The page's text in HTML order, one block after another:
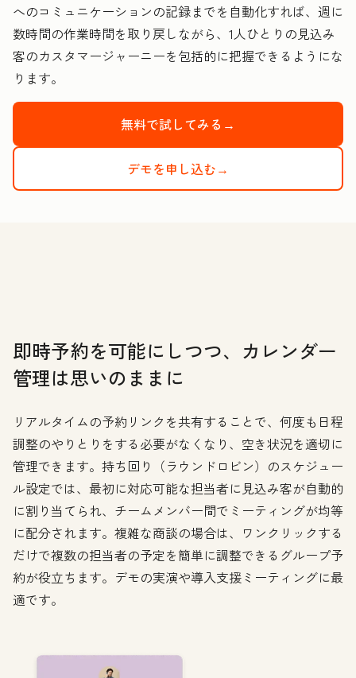
へのコミュニケーションの記録までを自動化すれば、週に
数時間の作業時間を取り戻しながら、1人ひとりの見込み
客のカスタマージャーニーを包括的に把握できるようにな
ります。
無料で試してみる→
デモを申し込む→
即時予約を可能にしつつ、カレンダー
管理は思いのままに
リアルタイムの予約リンクを共有することで、何度も日程
調整のやりとりをする必要がなくなり、空き状況を適切に
管理できます。持ち回り（ラウンドロビン）のスケジュー
ル設定では、最初に対応可能な担当者に見込み客が自動的
に割り当てられ、チームメンバー間でミーティングが均等
に配分されます。複雑な商談の場合は、ワンクリックする
だけで複数の担当者の予定を簡単に調整できるグループ予
約が役立ちます。デモの実演や導入支援ミーティングに最
適です。